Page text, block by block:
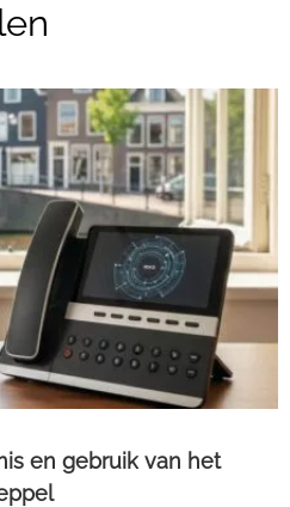
en gebruik van het